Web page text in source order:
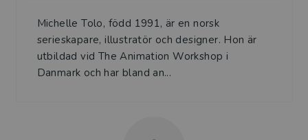
Michelle Tolo, född 1991, är en norsk
serieskapare, illustratör och designer. Hon är
utbildad vid The Animation Workshop i
Danmark och har bland an...